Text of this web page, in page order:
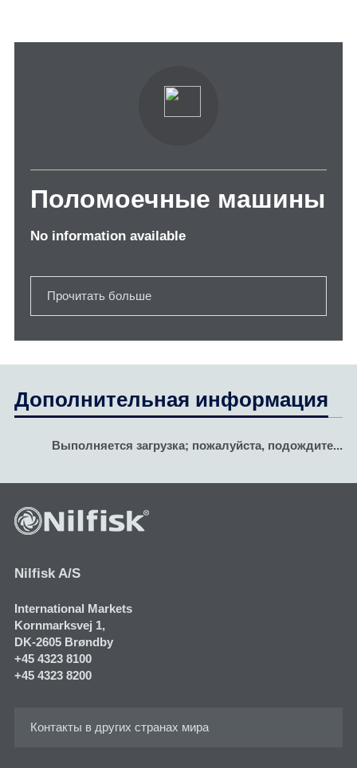
Поломоечные машины
No information available
Прочитать больше
Дополнительная информация
Выполняется загрузка; пожалуйста, подождите...
Nilfisk A/S
International Markets
Kornmarksvej 1​,
DK-2605 Brøndby
+45 4323 8100
+45 4323 8200
Контакты в других странах мира